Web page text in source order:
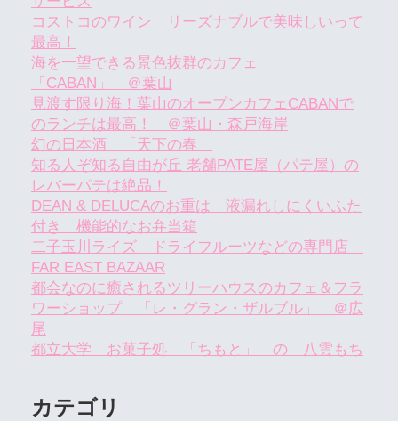
コストコのワイン リーズナブルで美味しいって
最高！
海を一望できる景色抜群のカフェ
「CABAN」 ＠葉山
見渡す限り海！葉山のオープンカフェCABANで
のランチは最高！ ＠葉山・森戸海岸
幻の日本酒 「天下の春」
知る人ぞ知る自由が丘 老舗PATE屋（パテ屋）の
レバーパテは絶品！
DEAN & DELUCAのお重は 液漏れしにくいふた
付き 機能的なお弁当箱
二子玉川ライズ ドライフルーツなどの専門店
FAR EAST BAZAAR
都会なのに癒されるツリーハウスのカフェ＆フラ
ワーショップ 「レ・グラン・ザルブル」 ＠広
尾
都立大学 お菓子処 「ちもと」 の 八雲もち
カテゴリ